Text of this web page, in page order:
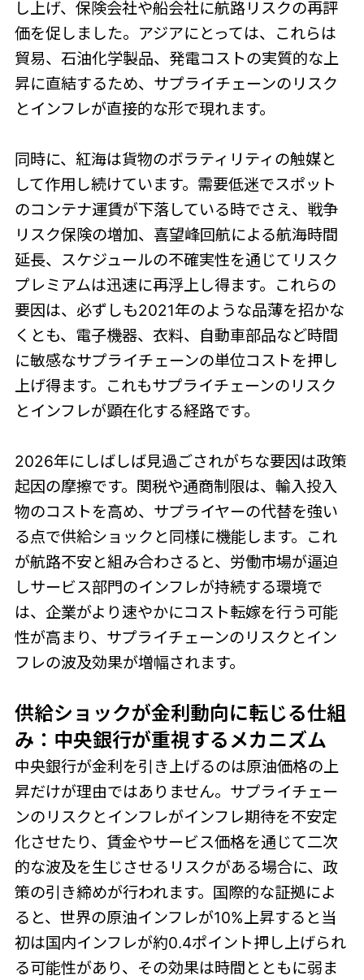
し上げ、保険会社や船会社に航路リスクの再評
価を促しました。アジアにとっては、これらは
貿易、石油化学製品、発電コストの実質的な上
昇に直結するため、サプライチェーンのリスク
とインフレが直接的な形で現れます。
同時に、紅海は貨物のボラティリティの触媒と
して作用し続けています。需要低迷でスポット
のコンテナ運賃が下落している時でさえ、戦争
リスク保険の増加、喜望峰回航による航海時間
延長、スケジュールの不確実性を通じてリスク
プレミアムは迅速に再浮上し得ます。これらの
要因は、必ずしも2021年のような品薄を招かな
くとも、電子機器、衣料、自動車部品など時間
に敏感なサプライチェーンの単位コストを押し
上げ得ます。これもサプライチェーンのリスク
とインフレが顕在化する経路です。
2026年にしばしば見過ごされがちな要因は政策
起因の摩擦です。関税や通商制限は、輸入投入
物のコストを高め、サプライヤーの代替を強い
る点で供給ショックと同様に機能します。これ
が航路不安と組み合わさると、労働市場が逼迫
しサービス部門のインフレが持続する環境で
は、企業がより速やかにコスト転嫁を行う可能
性が高まり、サプライチェーンのリスクとイン
フレの波及効果が増幅されます。
供給ショックが金利動向に転じる仕組
み：中央銀行が重視するメカニズム
中央銀行が金利を引き上げるのは原油価格の上
昇だけが理由ではありません。サプライチェー
ンのリスクとインフレがインフレ期待を不安定
化させたり、賃金やサービス価格を通じて二次
的な波及を生じさせるリスクがある場合に、政
策の引き締めが行われます。国際的な証拠によ
ると、世界の原油インフレが10%上昇すると当
初は国内インフレが約0.4ポイント押し上げられ
る可能性があり、その効果は時間とともに弱ま